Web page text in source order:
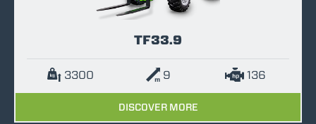
TF33.9
3300 9 136
DISCOVER MORE